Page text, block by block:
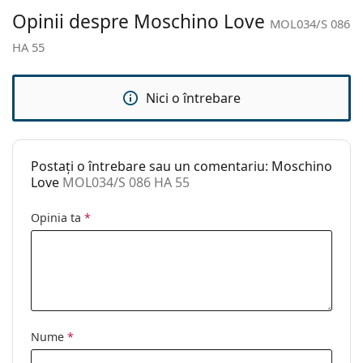
Altele
Sex:
Moschino Love
Utilizare:
Modă
Opinii despre Moschino Love MOL034/S 086
HA 55
Nici o întrebare
Postați o întrebare sau un comentariu: Moschino
Love MOL034/S 086 HA 55
Opinia ta *
Nume *